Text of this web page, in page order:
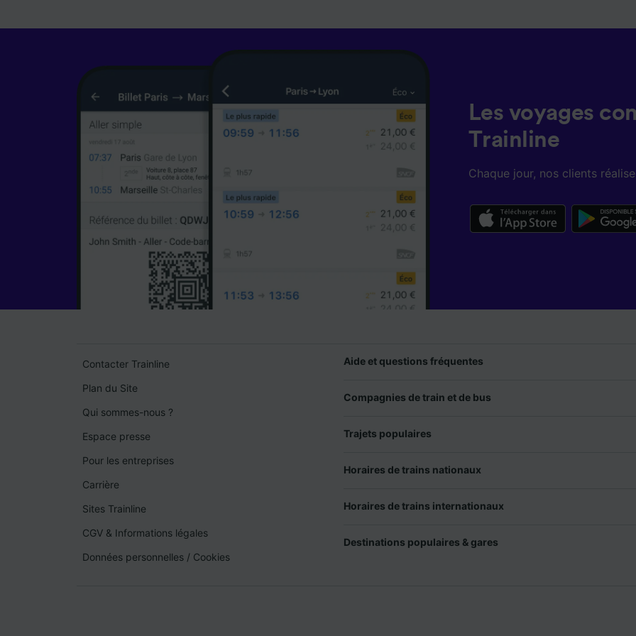
Les voyages
Trainline
Chaque jour, nos clients
Contacter Trainline
Plan du Site
Qui sommes-nous ?
Espace presse
Pour les entreprises
Carrière
Sites Trainline
CGV & Informations légales
Données personnelles / Cookies
Aide et questions fréquentes
Compagnies de train et de bus
Trajets populaires
Horaires de trains nationaux
Horaires de trains internationaux
Destinations populaires & gares
des informations sur un appareil. Publicités et contenu
mesure de performance des publicités et du contenu, études
Liste de nos partenaires (fournisseurs)